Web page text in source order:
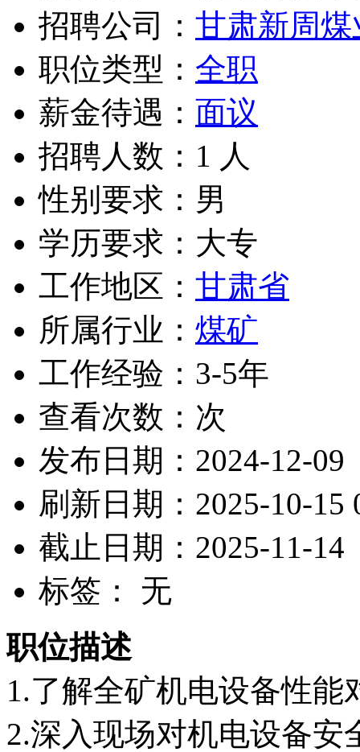
招聘公司： 甘肃新周
职位类型： 全职
薪金待遇： 面议
招聘人数：1 人
性别要求：男
学历要求：大专
工作地区： 甘肃省
所属行业： 煤矿
工作经验：3-5年
查看次数： 次
发布日期：2024-12-09
刷新日期：2025-10-15
截止日期：2025-11-14
标签： 无
职位描述
1.了解全矿机电设备性能
2.深入现场对机电设备安